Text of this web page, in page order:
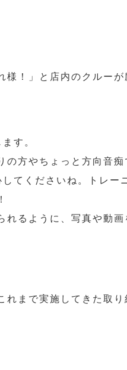
！」と店内のクルーが
す。
の方やちょっと方向音痴
てくださいね。トレー
れるように、写真や動画
れまで実施してきた取り